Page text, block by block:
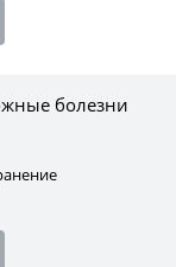
болезни